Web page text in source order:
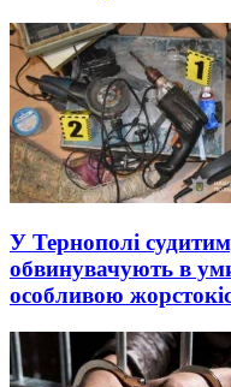
У Тернополі
обвинувачують в
особливою